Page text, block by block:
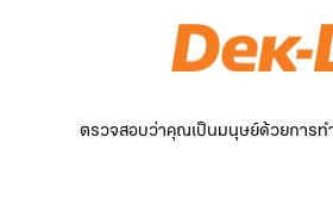
ตรวจสอบว่าคุณเป็นมนุษย์ด้วยการท